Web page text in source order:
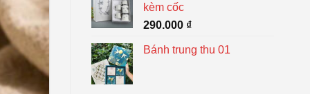
kèm cốc
290.000 ₫
Bánh trung thu 01